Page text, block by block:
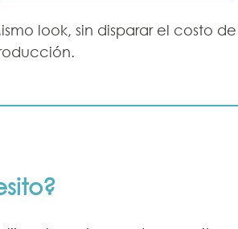
look, sin disparar el costo de